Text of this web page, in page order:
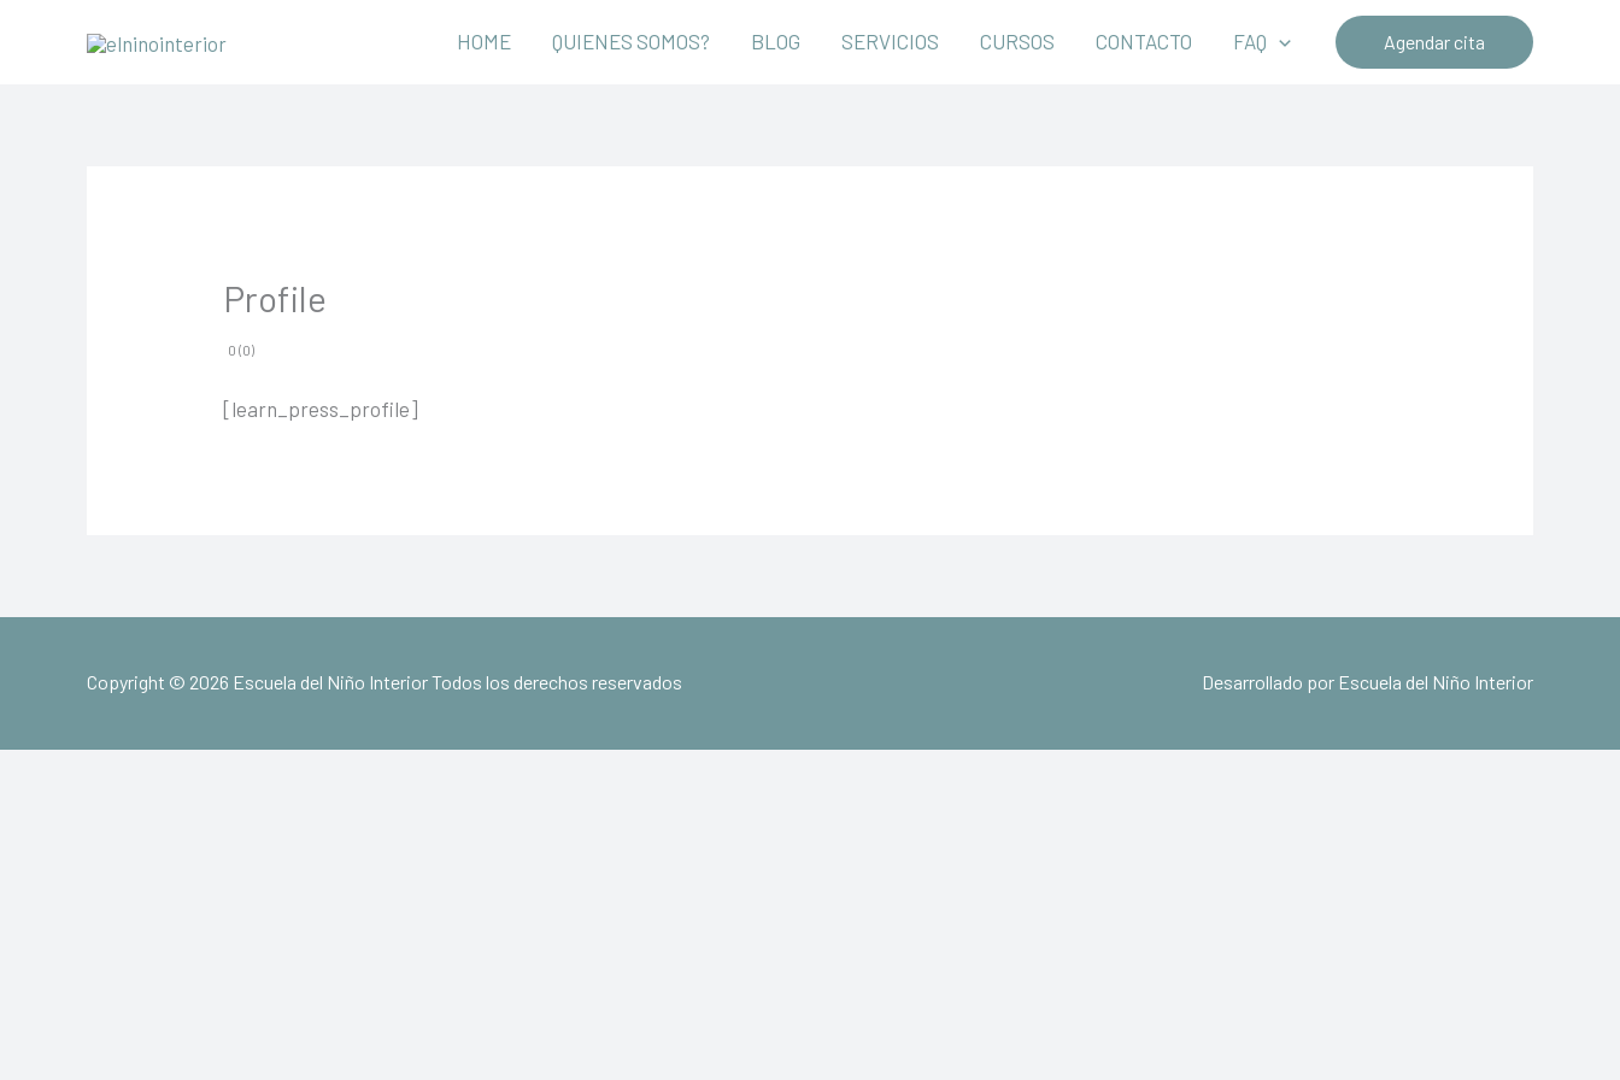
HOME QUIENES SOMOS? BLOG SERVICIOS CURSOS CONTACTO FAQ Agendar cita
Profile
0 (0)
[learn_press_profile]
Copyright © 2026 Escuela del Niño Interior Todos los derechos reservados Desarrollado por Escuela del Niño Interior